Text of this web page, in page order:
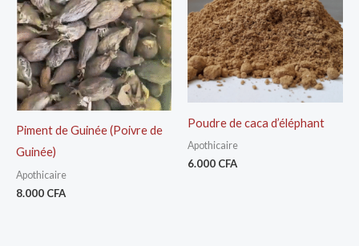
Piment de Guinée (Poivre de
Guinée)
Apothicaire
8.000 CFA
Poudre de caca d’éléphant
Apothicaire
6.000 CFA